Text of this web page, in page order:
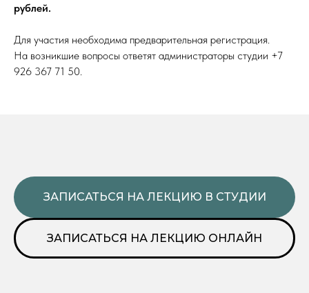
рублей.
Для участия необходима предварительная регистрация.
На возникшие вопросы ответят администраторы студии +7
926 367 71 50.
ЗАПИСАТЬСЯ НА ЛЕКЦИЮ В СТУДИИ
ЗАПИСАТЬСЯ НА ЛЕКЦИЮ ОНЛАЙН